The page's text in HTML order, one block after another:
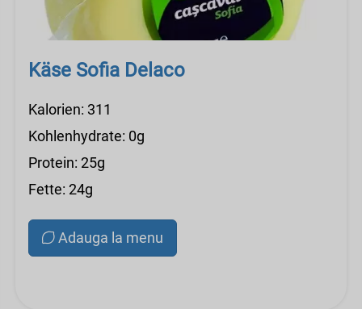
Käse Sofia Delaco
Kalorien: 311
Kohlenhydrate: 0g
Protein: 25g
Fette: 24g
Adauga la menu